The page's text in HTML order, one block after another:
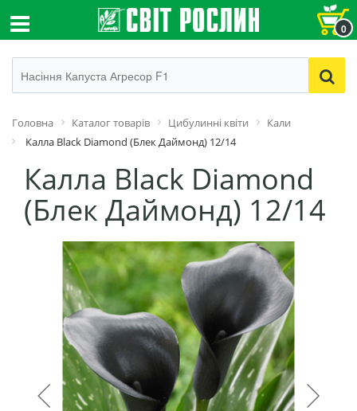
0
Головна Каталог товарів Цибулинні квіти
Кали
Калла Black Diamond (Блек Даймонд) 12/14
Калла Black Diamond
(Блек Даймонд) 12/14